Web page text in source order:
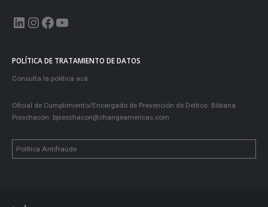
LinkedIn InstagramFacebook YouTube
POLÍTICA DE TRATAMIENTO DE DATOS
Consulta la política acá
Oficial de Cumplimiento/Encargado de Prevención de Delitos: Bibiana
Pieschacón: bpieschacon@changeamericas.com
Política Antifraude